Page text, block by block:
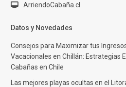
ArriendoCabaña.cl
Datos y Novedades
Consejos para Maximizar tus
Vacacionales en Chillán: Estrategias
Cabañas en Chile
Las mejores playas ocultas en el